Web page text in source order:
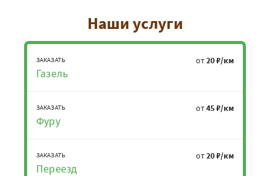
Наши услуги
ЗАКАЗАТЬ
Газель
от20 ₽/км
ЗАКАЗАТЬ
Фуру
от45 ₽/км
ЗАКАЗАТЬ
Переезд
от20 ₽/км